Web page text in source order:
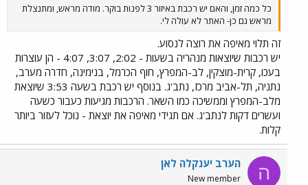
כל כמה זמן, והאם יש רכבת באיזור 3 לפנות בוקר. מודה מראש, ומתנצלת
מראש גם כן- האתר לא עולה לי.
זה תלוי מאיפה את רוצה לנסוע.
יש רכבות שיוצאות מנהריה בשעות - 2:02, 3:07, 4:07 - הן עוצרות
בעכו, קרית-מוצקין, לב-המפרץ, חוף הכרמל, בנימינה, חדרה מערב,
נתניה, תל-אביב מרכז, נתב'ג. בנוסף יש רכבת בשעה 3:53 שיוצאת
מלב-המפרץ וממשיכה כמו השאר. הרכבות מגיעות כעבור כשעה
ועשרים דקות לנתב'ג. אם תגידי מאיפה את יוצאת - נוכל לעזור ביותר
קלות.
ה הערב יענקלה לאן
New member